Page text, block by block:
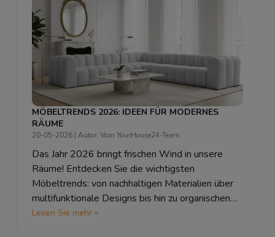
MÖBELTRENDS 2026: IDEEN FÜR MODERNES
RÄUME
20-05-2026 | Autor: Vom YourHouse24-Team
Das Jahr 2026 bringt frischen Wind in unsere
Räume! Entdecken Sie die wichtigsten
Möbeltrends: von nachhaltigen Materialien über
multifunktionale Designs bis hin zu organischen
Formen und mutigen Farben. Lassen Sie sich für
Lesen Sie mehr »